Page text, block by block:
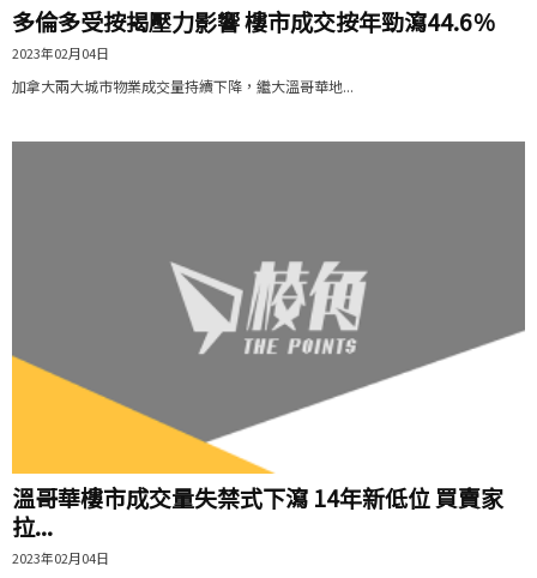
多倫多受按揭壓力影響 樓市成交按年勁瀉44.6％
2023年02月04日
加拿大兩大城市物業成交量持續下降，繼大溫哥華地...
溫哥華樓市成交量失禁式下瀉 14年新低位 買賣家
拉...
2023年02月04日